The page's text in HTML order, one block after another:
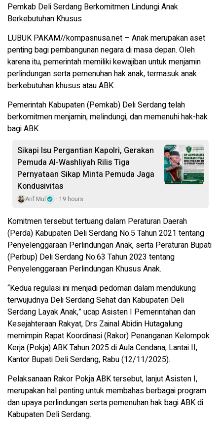
Pemkab Deli Serdang Berkomitmen Lindungi Anak
Berkebutuhan Khusus
LUBUK PAKAM//kompasnusa.net – Anak merupakan aset
penting bagi pembangunan negara di masa depan. Oleh
karena itu, pemerintah memiliki kewajiban untuk menjamin
perlindungan serta pemenuhan hak anak, termasuk anak
berkebutuhan khusus atau ABK.
Pemerintah Kabupaten (Pemkab) Deli Serdang telah
berkomitmen menjamin, melindungi, dan memenuhi hak-hak
bagi ABK.
Sikapi Isu Pergantian Kapolri, Gerakan
Pemuda Al-Washliyah Rilis Tiga
Pernyataan Sikap Minta Pemuda Jaga
Kondusivitas
Arif Mul 19 hours
Komitmen tersebut tertuang dalam Peraturan Daerah
(Perda) Kabupaten Deli Serdang No.5 Tahun 2021 tentang
Penyelenggaraan Perlindungan Anak, serta Peraturan Bupati
(Perbup) Deli Serdang No.63 Tahun 2023 tentang
Penyelenggaraan Perlindungan Khusus Anak.
“Kedua regulasi ini menjadi pedoman dalam mendukung
terwujudnya Deli Serdang Sehat dan Kabupaten Deli
Serdang Layak Anak,” ucap Asisten I Pemerintahan dan
Kesejahteraan Rakyat, Drs Zainal Abidin Hutagalung
memimpin Rapat Koordinasi (Rakor) Penanganan Kelompok
Kerja (Pokja) ABK Tahun 2025 di Aula Cendana, Lantai II,
Kantor Bupati Deli Serdang, Rabu (12/11/2025).
Pelaksanaan Rakor Pokja ABK tersebut, lanjut Asisten I,
merupakan hal penting untuk membahas berbagai program
dan upaya perlindungan serta pemenuhan hak bagi ABK di
Kabupaten Deli Serdang.